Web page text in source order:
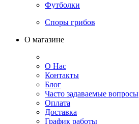
Футболки
Споры грибов
О магазине
О Нас
Контакты
Блог
Часто задаваемые вопросы
Оплата
Доставка
График работы